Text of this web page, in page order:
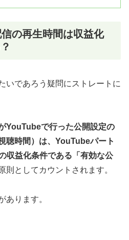
の再生時間は収益化
いであろう疑問にストレートに
YouTubeで行った公開設定の
聴時間）は、YouTubeパート
収益化条件である「有効な公
則としてカウントされます。
あります。